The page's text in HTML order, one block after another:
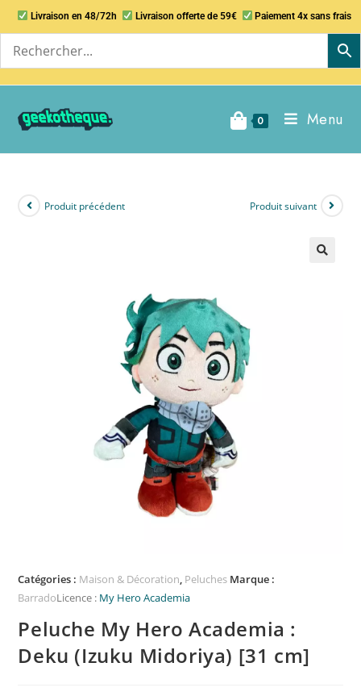
Livraison en 48/72h Livraison offerte de 59€ Paiement 4x sans frais
0 Menu
Produit précédent Produit suivant
Catégories : Maison & Décoration, Peluches Marque :
BarradoLicence : My Hero Academia
Peluche My Hero Academia :
Deku (Izuku Midoriya) [31 cm]